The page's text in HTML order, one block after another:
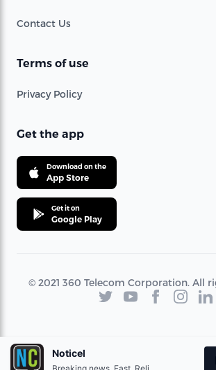
Contact Us
Terms of use
Privacy Policy
Get the app
Download on the
App Store
Get it on
Google Play
© 2021 360 Telecom Corporation. All
Noticel